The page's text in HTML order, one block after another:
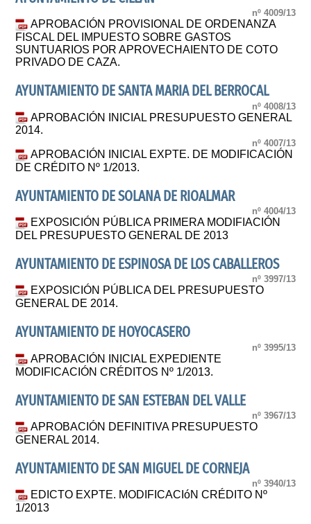
nº 4009/13
APROBACIÓN PROVISIONAL DE ORDENANZA
FISCAL DEL IMPUESTO SOBRE GASTOS
SUNTUARIOS POR APROVECHAIENTO DE COTO
PRIVADO DE CAZA.
AYUNTAMIENTO DE SANTA MARIA DEL BERROCAL
nº 4008/13
APROBACIÓN INICIAL PRESUPUESTO GENERAL
2014.
nº 4007/13
APROBACIÓN INICIAL EXPTE. DE MODIFICACIÓN
DE CRÉDITO Nº 1/2013.
AYUNTAMIENTO DE SOLANA DE RIOALMAR
nº 4004/13
EXPOSICIÓN PÚBLICA PRIMERA MODIFIACIÓN
DEL PRESUPUESTO GENERAL DE 2013
AYUNTAMIENTO DE ESPINOSA DE LOS CABALLEROS
nº 3997/13
EXPOSICIÓN PÚBLICA DEL PRESUPUESTO
GENERAL DE 2014.
AYUNTAMIENTO DE HOYOCASERO
nº 3995/13
APROBACIÓN INICIAL EXPEDIENTE
MODIFICACIÓN CRÉDITOS Nº 1/2013.
AYUNTAMIENTO DE SAN ESTEBAN DEL VALLE
nº 3967/13
APROBACIÓN DEFINITIVA PRESUPUESTO
GENERAL 2014.
AYUNTAMIENTO DE SAN MIGUEL DE CORNEJA
nº 3940/13
EDICTO EXPTE. MODIFICACIóN CRÉDITO Nº
1/2013